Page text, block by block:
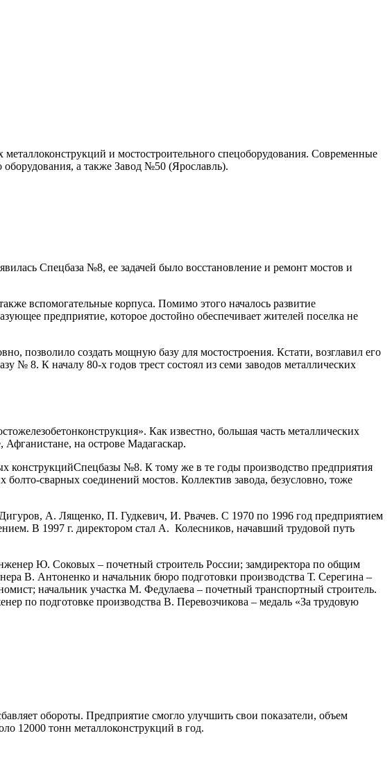
и мостостроительного спецоборудования. Современные
а также Завод №50 (Ярославль).
Спецбаза №8, ее задачей было восстановление и ремонт мостов и
вспомогательные корпуса. Помимо этого началось развитие
предприятие, которое достойно обеспечивает жителей поселка не
позволило создать мощную базу для мостостроения. Кстати, возглавил его
№ 8. К началу 80-х годов трест состоял из семи заводов металлических
Как известно, большая часть металлических
на острове Мадагаскар.
Спецбазы №8. К тому же в те годы производство предприятия
сварных соединений мостов. Коллектив завода, безусловно, тоже
А. Лященко, П. Гудкевич, И. Рвачев. С 1970 по 1996 год предприятием
В 1997 г. директором стал А. Колесников, начавший трудовой путь
Ю. Соковых – почетный строитель России; замдиректора по общим
В. Антоненко и начальник бюро подготовки производства Т. Серегина –
начальник участка М. Федулаева – почетный транспортный строитель.
по подготовке производства В. Перевозчикова – медаль «За трудовую
обороты. Предприятие смогло улучшить свои показатели, объем
12000 тонн металлоконструкций в год.